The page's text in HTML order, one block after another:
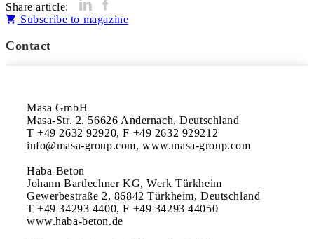
Share article:
Subscribe to magazine
Contact
Masa GmbH
Masa-Str. 2, 56626 Andernach, Deutschland
T +49 2632 92920, F +49 2632 929212
info@masa-group.com, www.masa-group.com
Haba-Beton
Johann Bartlechner KG, Werk Türkheim
Gewerbestraße 2, 86842 Türkheim, Deutschland
T +49 34293 4400, F +49 34293 44050
www.haba-beton.de